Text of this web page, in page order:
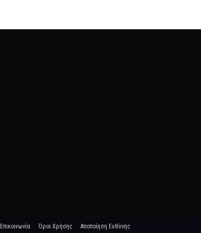
Επικοινωνία Όροι Χρήσης Αποποίηση Ευθύνης